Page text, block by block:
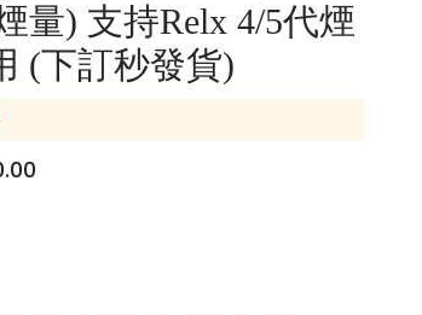
量) 支持Relx 4/5代煙
(下訂秒發貨)